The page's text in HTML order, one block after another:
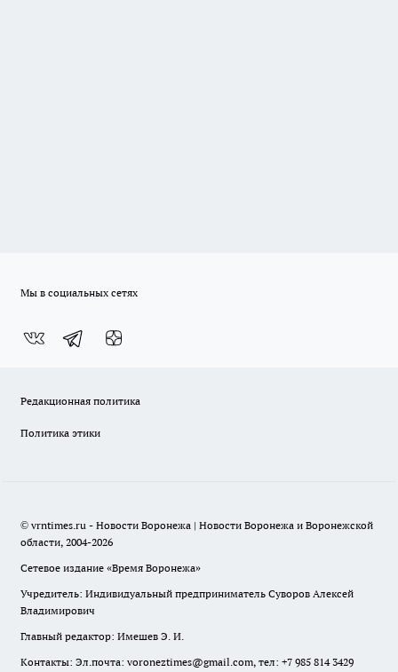
Мы в социальных сетях
Редакционная политика
Политика этики
© vrntimes.ru - Новости Воронежа | Новости Воронежа и Воронежской
области, 2004-2026
Сетевое издание «Время Воронежа»
Учредитель: Индивидуальный предприниматель Суворов Алексей
Владимирович
Главный редактор: Имешев Э. И.
Контакты: Эл.почта: voroneztimes@gmail.com, тел: +7 985 814 3429